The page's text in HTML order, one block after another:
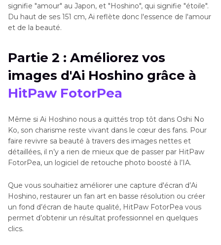
signifie "amour" au Japon, et "Hoshino", qui signifie "étoile".
Du haut de ses 151 cm, Ai reflète donc l'еssеncе de l'amour
et de la beauté.
Partie 2 : Améliorez vos
images d'Ai Hoshino grâce à
HitPaw FotorPea
Même si Ai Hoshino nous a quittés trop tôt dans Oshi No
Ko, son charisme reste vivant dans le cœur des fans. Pour
faire revivre sa beauté à travers des images nettes et
détaillées, il n’y a rien de mieux que de passer par HitPaw
FotorPea, un logiciel de retouche photo boosté à l’IA.
Que vous souhaitiez améliorer une capture d'écran d’Ai
Hoshino, restaurer un fan art en basse résolution ou créer
un fond d’écran de haute qualité, HitPaw FotorPea vous
permet d’obtenir un résultat professionnel en quelques
clics.